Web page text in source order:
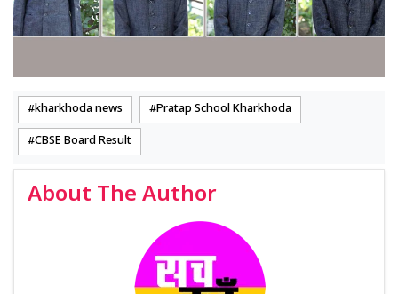
kharkhoda news Pratap School Kharkhoda
CBSE Board Result
About The Author